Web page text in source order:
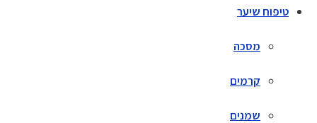
טיפוח שיער
מסכה
קרמים
שמנים